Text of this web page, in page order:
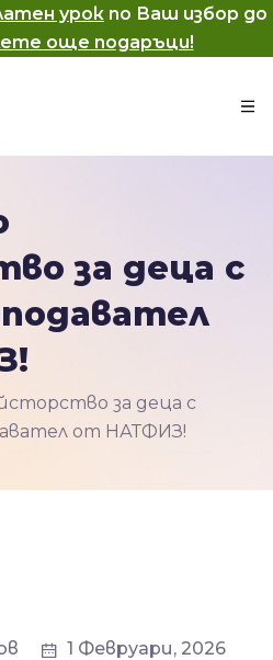
урок по Ваш избор до
още подаръци!
за деца с
за деца с
от НАТФИЗ!
1 Февруари, 2026